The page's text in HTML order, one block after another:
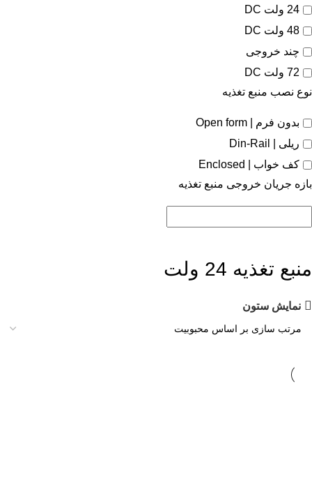
24 ولت DC
48 ولت DC
چند خروجی
72 ولت DC
نوع نصب منبع تغذیه
بدون فرم | Open form
ریلی | Din-Rail
کف خواب | Enclosed
بازه جریان خروجی منبع تغذیه
منبع تغذیه 24 ولت
نمایش ستون